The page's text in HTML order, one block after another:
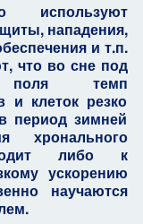
используют
нападения,
и т.п.
что во сне под
поля темп
и клеток резко
период зимней
хронального
либо к
ускорению
научаются